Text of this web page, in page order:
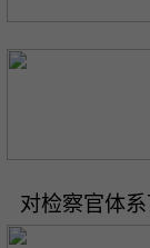
对检察官体